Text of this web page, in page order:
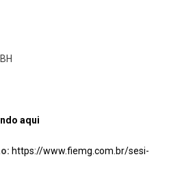
aqui
https://www.fiemg.com.br/sesi-